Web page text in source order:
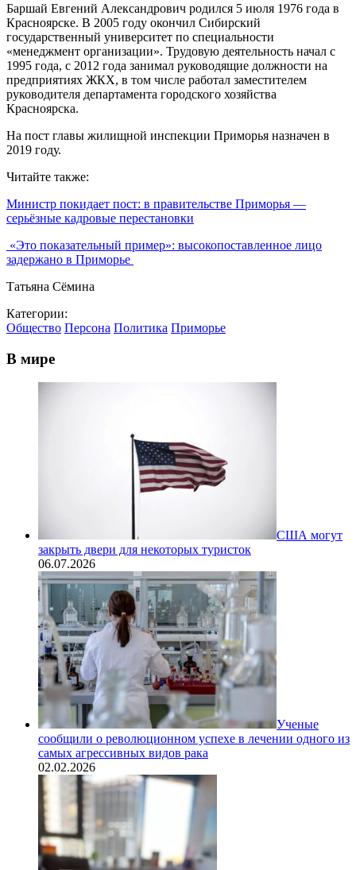
Баршай Евгений Александрович родился 5 июля 1976 года в
Красноярске. В 2005 году окончил Сибирский
государственный университет по специальности
«менеджмент организации». Трудовую деятельность начал с
1995 года, с 2012 года занимал руководящие должности на
предприятиях ЖКХ, в том числе работал заместителем
руководителя департамента городского хозяйства
Красноярска.
На пост главы жилищной инспекции Приморья назначен в
2019 году.
Читайте также:
Министр покидает пост: в правительстве Приморья —
серьёзные кадровые перестановки
«Это показательный пример»: высокопоставленное лицо
задержано в Приморье
Татьяна Сёмина
Категории:
Общество Персона Политика Приморье
В мире
США могут
закрыть двери для некоторых туристок
06.07.2026
Ученые
сообщили о революционном успехе в лечении одного из
самых агрессивных видов рака
02.02.2026